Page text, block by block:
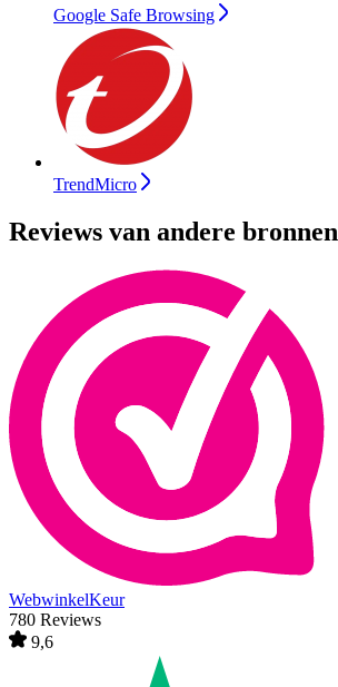
Google Safe Browsing
TrendMicro
Reviews van andere bronnen
WebwinkelKeur
780 Reviews
9,6